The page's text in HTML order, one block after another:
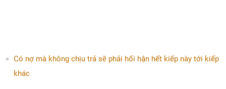
Có nợ mà không chịu trả sẽ phải hối hận hết kiếp này tới kiếp
khác